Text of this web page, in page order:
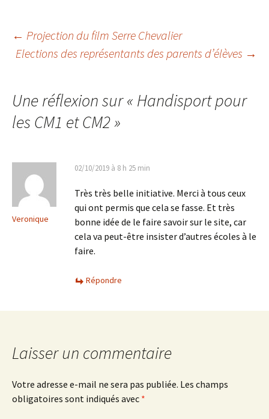
Navigation
articles
← Projection du film Serre Chevalier
Elections des représentants des parents d’élèves →
Une réflexion sur « Handisport pour
les CM1 et CM2»
Veronique
02/10/2019 à 8 h 25 min
Très très belle initiative. Merci à tous ceux
qui ont permis que cela se fasse. Et très
bonne idée de le faire savoir sur le site, car
cela va peut-être insister d’autres écoles à le
faire.
Répondre
Laisser un commentaire
Votre adresse e-mail ne sera pas publiée. Les champs
obligatoires sont indiqués avec *